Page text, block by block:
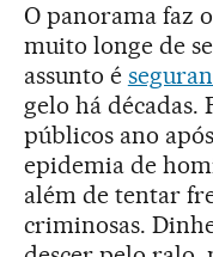
O panorama faz
muito longe de
assunto é
gelo há décadas.
públicos ano
epidemia de
além de tentar
criminosas.